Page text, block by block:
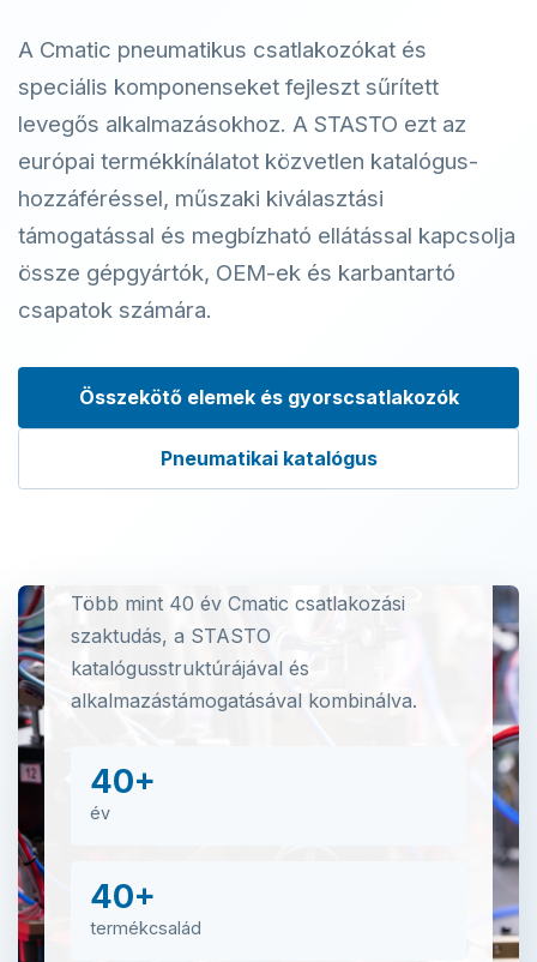
A Cmatic pneumatikus csatlakozókat és
speciális komponenseket fejleszt sűrített
levegős alkalmazásokhoz. A STASTO ezt az
európai termékkínálatot közvetlen katalógus-
hozzáféréssel, műszaki kiválasztási
támogatással és megbízható ellátással kapcsolja
össze gépgyártók, OEM-ek és karbantartó
csapatok számára.
Összekötő elemek és gyorscsatlakozók
Pneumatikai katalógus
Több mint 40 év Cmatic csatlakozási
szaktudás, a STASTO
katalógusstruktúrájával és
alkalmazástámogatásával kombinálva.
40+
év
40+
termékcsalád